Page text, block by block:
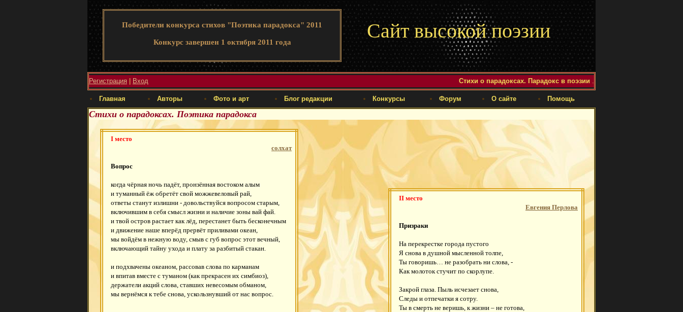
Победители конкурса стихов "Поэтика парадокса" 2011
Конкурс завершен 1 октября 2011 года Сайт высокой поэзии
Регистрация Вход Стихи о парадоксах. Парадокс в поэзии .
Главная Авторы Фото и арт Блог редакции Конкурсы Форум О сайте Помощь
Стихи о парадоксах. Поэтика парадокса
I место
солхат
Вопрос
когда чёрная ночь падёт, пронзённая востоком алым
и туманный ёж обретёт свой можжевеловый рай,
ответы станут излишни - довольствуйся вопросом старым,
включившим в себя смысл жизни и наличие зоны вай фай.
и твой остров растает как лёд, перестанет быть бесконечным
и движение наше вперёд прервёт приливами океан,
мы войдём в нежную воду, смыв с губ вопрос этот вечный,
включающий тайну ухода и плату за разбитый стакан.
и подхвачены океаном, рассовав слова по карманам
и впитав вместе с туманом (как прекрасен их симбиоз),
держатели акций слова, ставших невесомым обманом,
мы вернёмся к тебе снова, ускользнувший от нас вопрос.
II место
Евгения Перлова
Призраки
На перекрестке города пустого
Я снова в душной мысленной толпе,
Ты говоришь… не разобрать ни слова, -
Как молоток стучит по скорлупе.
Закрой глаза. Пыль исчезает снова,
Следы и отпечатки я сотру.
Ты в смерть не веришь, к жизни – не готова,